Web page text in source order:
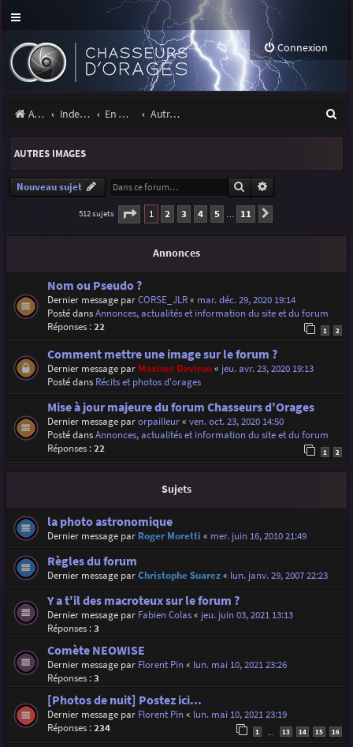
Connexion
Accueil Index du forum En marge des orages Autres images
e
r
AUTRES IMAGES
Nouveau sujet Rechercher
512 sujets Page 1sur 11
1 2 3 4 5 … 11
Annonces
Nom ou Pseudo ?
Dernier message parCORSE_JLR« mar. déc. 29, 2020 19:14
Posté dansAnnonces, actualités et information du site et du forum
Réponses :22 1 2
Comment mettre une image sur le forum ?
Dernier message par Maxime Daviron« jeu. avr. 23, 2020 19:13
Posté dans Récits et photos d'orages
Mise à jour majeure du forum Chasseurs d'Orages
Dernier message parorpailleur« ven. oct. 23, 2020 14:50
Posté dansAnnonces, actualités et information du site et du forum
Réponses :22 1 2
Sujets
la photo astronomique
Dernier message par Roger Moretti « mer. juin 16, 2010 21:49
Règles du forum
Dernier message parChristophe Suarez« lun. janv. 29, 2007 22:23
Y a t'il des macroteux sur le forum ?
Dernier message par Fabien Colas« jeu. juin 03, 2021 13:13
Réponses :3
Comète NEOWISE
Dernier message par Florent Pin« lun. mai 10, 2021 23:26
Réponses :3
[Photos de nuit] Postez ici...
Dernier message par Florent Pin« lun. mai 10, 2021 23:19
Réponses :234 1 13 14 15 16